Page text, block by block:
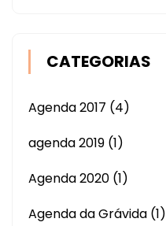
CATEGORIAS
Agenda 2017 (4)
agenda 2019 (1)
Agenda 2020 (1)
Agenda da Grávida (1)